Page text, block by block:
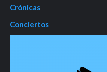
Crónicas
Conciertos